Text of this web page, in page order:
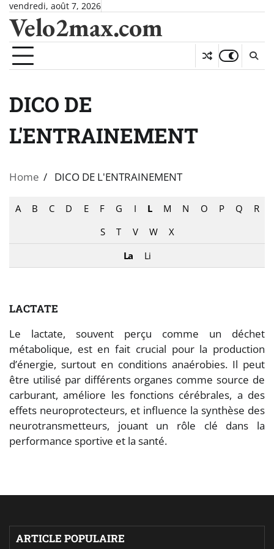
Skip
content
vendredi, août 7, 2026
Velo2max.com
DICO DE
L'ENTRAINEMENT
Home DICO DE L'ENTRAINEMENT
A B C D E F G I L M N O P Q
R
S
T V W
X
La
Li
LACTATE
Le lactate, souvent perçu comme un déchet
métabolique, est en fait crucial pour la production
d’énergie, surtout en conditions anaérobies. Il peut
être utilisé par différents organes comme source de
carburant, améliore les fonctions cérébrales, a des
effets neuroprotecteurs, et influence la synthèse des
neurotransmetteurs, jouant un rôle clé dans la
performance sportive et la santé.
ARTICLE POPULAIRE